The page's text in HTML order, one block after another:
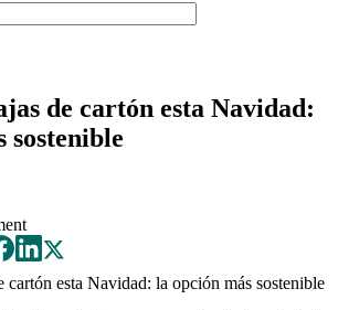
de cartón esta Navidad:
sostenible